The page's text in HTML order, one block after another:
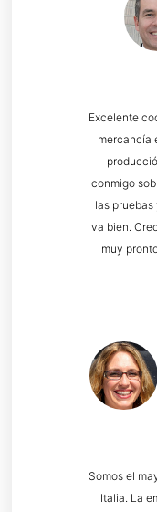
Somos el
Italia. La
Excelente
mercancía
conmigo
las
va bien.
muy